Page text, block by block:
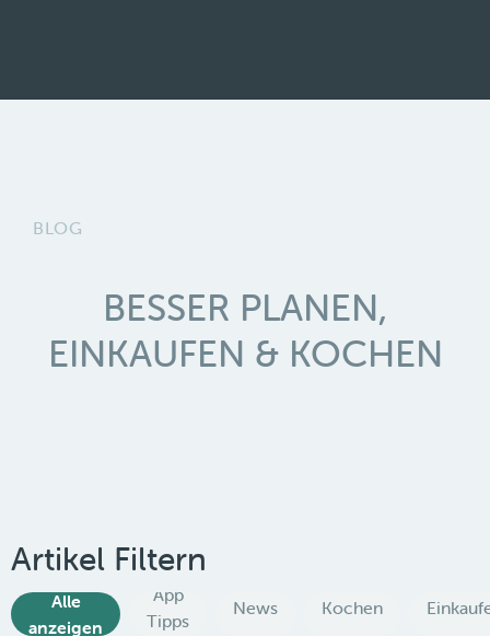
BLOG
BESSER PLANEN,
EINKAUFEN & KOCHEN
Artikel Filtern
Alle
anzeigen
App
Tipps
News Kochen